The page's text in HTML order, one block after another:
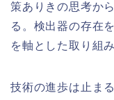
策ありきの思考か
る。検出器の存在
を軸とした取り組
技術の進歩は止ま